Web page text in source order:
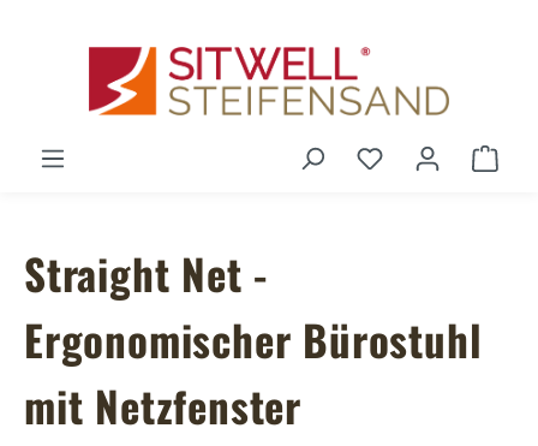
Du hast 0
Straight Net -
Ergonomischer Bürostuhl
mit Netzfenster